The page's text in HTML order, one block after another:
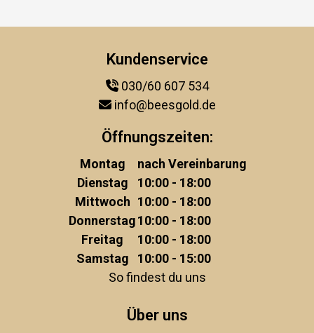
Kundenservice
030/60 607 534
info@beesgold.de
Öffnungszeiten:
Montag
nach Vereinbarung
Dienstag
10:00 - 18:00
Mittwoch 10:00 - 18:00
Donnerstag10:00 - 18:00
Freitag
10:00 - 18:00
Samstag
10:00 - 15:00
So findest du uns
Über uns